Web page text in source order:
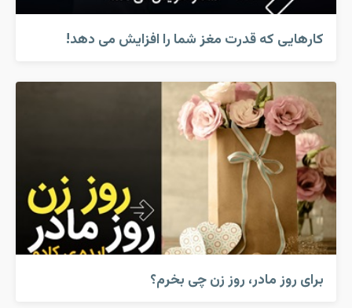
کارهایی که قدرت مغز شما را افزایش می دهد!
برای روز مادر، روز زن چی بخرم؟